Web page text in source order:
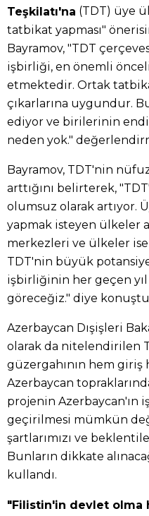
Teşkilatı'na (TDT) üye
tatbikat yapması"
Bayramov, "TDT
işbirliği, en önemli
etmektedir. Ortak
çıkarlarına uygundur.
ediyor ve birilerinin
neden yok."
Bayramov, TDT'nin
arttığını belirterek,
olumsuz olarak artıyor.
yapmak isteyen ülkeler
merkezleri ve ülkeler ise
TDT'nin büyük
işbirliğinin her geçen
göreceğiz." diye
Azerbaycan Dışişleri
olarak da nitelendirilen
güzergahının hem giriş
Azerbaycan
projenin Azerbaycan'ın
geçirilmesi mümkün
şartlarımızı ve
Bunların dikkate
kullandı.
"Filistin'in devlet olma